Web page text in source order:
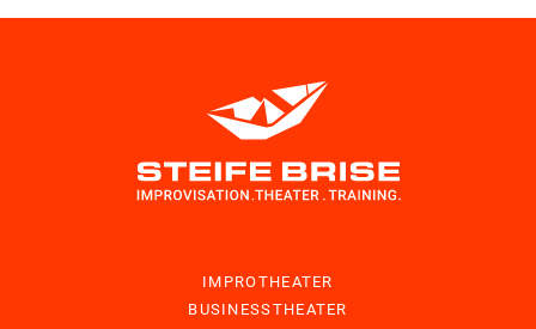
IMPROTHEATER
BUSINESSTHEATER